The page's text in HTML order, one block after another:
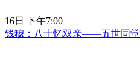
16日 下午7:00
钱穆：八十忆双亲——五世同堂